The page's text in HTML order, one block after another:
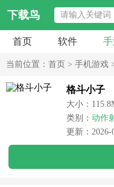
下载鸟
首页 软件
当前位置： 首页 > 手机游戏
格斗小子
大小：
类别： 动作
更新：2026-